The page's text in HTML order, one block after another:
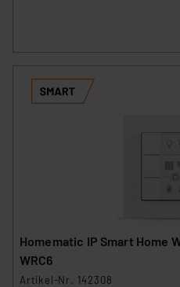
Homematic IP Smart Home
WRC6
Artikel-Nr. 142308